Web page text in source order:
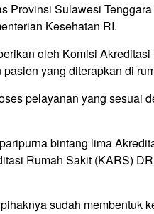
Provinsi Sulawesi
Kesehatan RI.
oleh Komisi Akreditasi
yang diterapkan di
pelayanan yang sesuai
bintang lima
Rumah Sakit (KARS)
sudah membentuk